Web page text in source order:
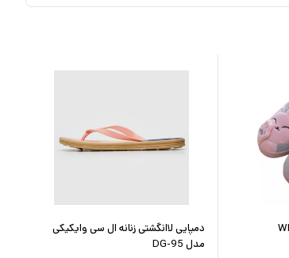
دمپایی لاانگشتی زنانه ال سی وایکیکی
مدل DG-95